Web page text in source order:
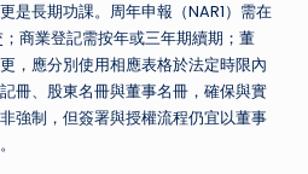
是長期功課。周年申報（NAR1）需在
商業登記需按年或三年期續期；董
，應分別使用相應表格於法定時限內
冊、股東名冊與董事名冊，確保與實
強制，但簽署與授權流程仍宜以董事